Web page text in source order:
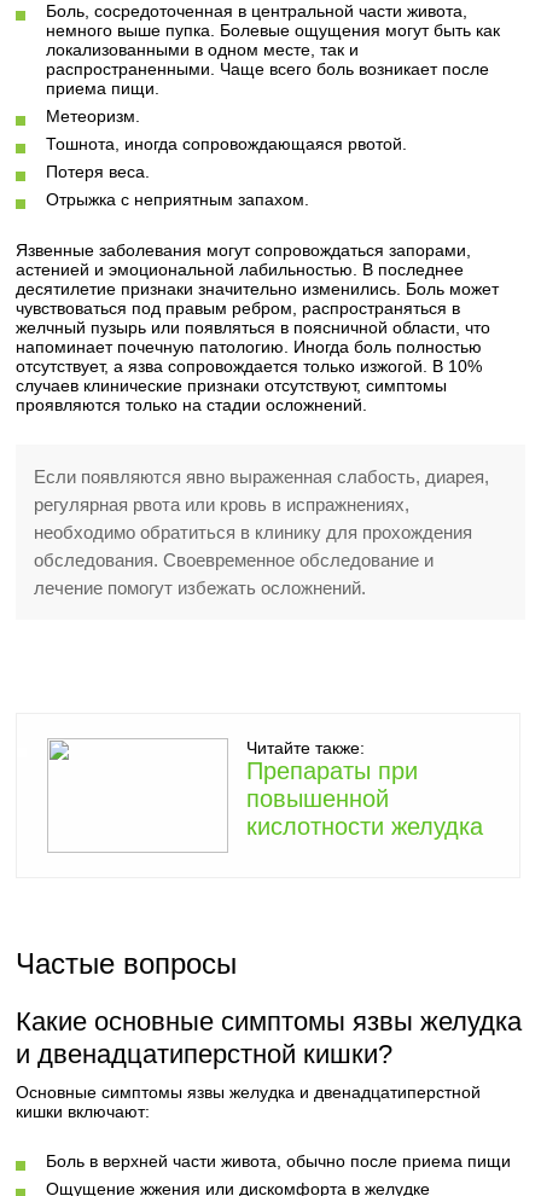
Боль, сосредоточенная в центральной части живота,
немного выше пупка. Болевые ощущения могут быть как
локализованными в одном месте, так и
распространенными. Чаще всего боль возникает после
приема пищи.
Метеоризм.
Тошнота, иногда сопровождающаяся рвотой.
Потеря веса.
Отрыжка с неприятным запахом.
Язвенные заболевания могут сопровождаться запорами,
астенией и эмоциональной лабильностью. В последнее
десятилетие признаки значительно изменились. Боль может
чувствоваться под правым ребром, распространяться в
желчный пузырь или появляться в поясничной области, что
напоминает почечную патологию. Иногда боль полностью
отсутствует, а язва сопровождается только изжогой. В 10%
случаев клинические признаки отсутствуют, симптомы
проявляются только на стадии осложнений.
Если появляются явно выраженная слабость, диарея,
регулярная рвота или кровь в испражнениях,
необходимо обратиться в клинику для прохождения
обследования. Своевременное обследование и
лечение помогут избежать осложнений.
Читайте также:
Препараты при
повышенной
кислотности желудка
Частые вопросы
Какие основные симптомы язвы желудка
и двенадцатиперстной кишки?
Основные симптомы язвы желудка и двенадцатиперстной
кишки включают:
Боль в верхней части живота, обычно после приема пищи
Ощущение жжения или дискомфорта в желудке